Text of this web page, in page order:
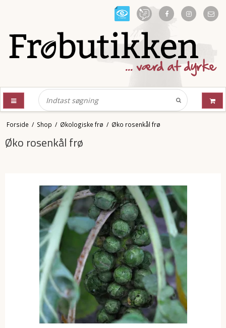
Forside / Shop / Økologiske frø / Øko rosenkål frø
Øko rosenkål frø